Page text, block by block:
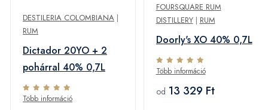
DESTILERIA COLOMBIANA |
RUM
Dictador 20YO + 2
pohárral 40% 0,7L
Több információ
FOURSQUARE RUM
DISTILLERY| RUM
Doorly's XO 40% 0,7L
Több információ
od 13 329 Ft